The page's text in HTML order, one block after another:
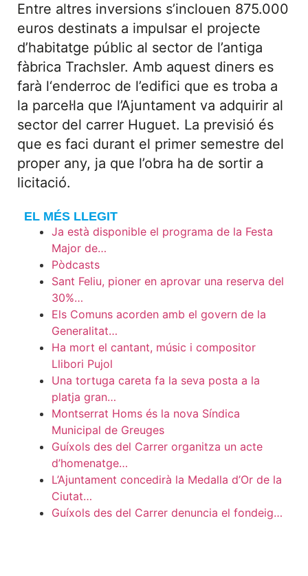
Entre altres inversions s’inclouen 875.000
euros destinats a impulsar el projecte
d’habitatge públic al sector de l’antiga
fàbrica Trachsler. Amb aquest diners es
farà l‘enderroc de l’edifici que es troba a
la parcel·la que l’Ajuntament va adquirir al
sector del carrer Huguet. La previsió és
que es faci durant el primer semestre del
proper any, ja que l’obra ha de sortir a
licitació.
EL MÉS LLEGIT
Ja està disponible el programa de la Festa
Major de…
Pòdcasts
Sant Feliu, pioner en aprovar una reserva del
30%…
Els Comuns acorden amb el govern de la
Generalitat…
Ha mort el cantant, músic i compositor
Llibori Pujol
Una tortuga careta fa la seva posta a la
platja gran…
Montserrat Homs és la nova Síndica
Municipal de Greuges
Guíxols des del Carrer organitza un acte
d’homenatge…
L’Ajuntament concedirà la Medalla d’Or de la
Ciutat…
Guíxols des del Carrer denuncia el fondeig…